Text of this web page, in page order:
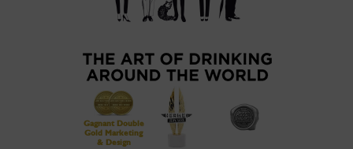
Gagnant Double
Gold Marketing
& Design